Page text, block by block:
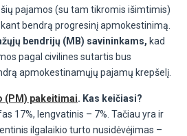
pajamos (su tam tikromis išimtimis)
bendrą progresinį apmokestinimą.
bendrijų (MB) savininkams, kad
pagal civilines sutartis bus
apmokestinamųjų pajamų krepšelį.
(PM) pakeitimai. Kas keičiasi?
17%, lengvatinis – 7%. Tačiau yra ir
ilgalaikio turto nusidėvėjimas –